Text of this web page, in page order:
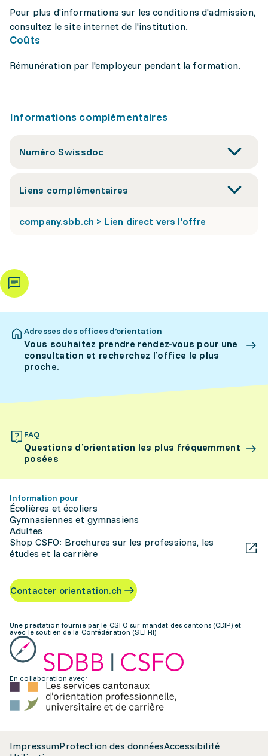
Pour plus d'informations sur les conditions d'admission,
consultez le site internet de l'institution.
Coûts
Rémunération par l'employeur pendant la formation.
Informations complémentaires
Numéro Swissdoc
Liens complémentaires
company.sbb.ch > Lien direct vers l'offre
Adresses des offices d’orientation
Vous souhaitez prendre rendez-vous pour une
consultation et recherchez l’office le plus
proche.
FAQ
Questions d’orientation les plus fréquemment
posées
Information pour
Écolières et écoliers
Gymnasiennes et gymnasiens
Adultes
Shop CSFO: Brochures sur les professions, les
études et la carrière
Contacter orientation.ch
Une prestation fournie par le CSFO sur mandat des cantons (CDIP) et
avec le soutien de la Confédération (SEFRI)
En collaboration avec:
ImpressumProtection des donnéesAccessibilité